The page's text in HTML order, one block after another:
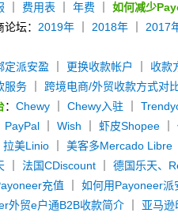
费用表 ｜年费 ｜如何减少
： 2019年 2018年 2017
定派安盈 更换收款帐户 收款
服务
跨境电商/外贸收款方式对
：Chewy ｜Chewy入驻 ｜
PayPal ｜Wish 虾皮Shopee ｜
拉美Linio ｜美客多Mercado Libre
法国CDiscount ｜德国乐天、
充值 ｜如何用Payoneer派
外贸e户通B2B收款简介
亚马逊